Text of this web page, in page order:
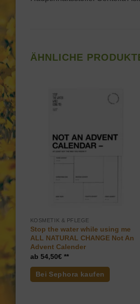
ÄHNLICHE
KOSMETIK & PFLEGE
Stop the water while using me
ALL NATURAL CHANGE Not An
Advent Calender
54,50€
Bei Sephora kaufen